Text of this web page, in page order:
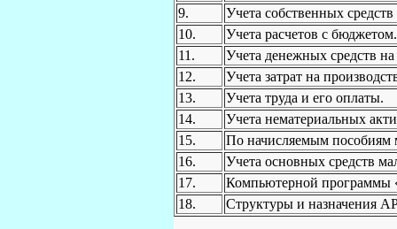
9.
Учета собственных
10.
Учета расчетов с бюджетом.
11.
Учета денежных средств
12.
Учета затрат на
13.
Учета труда и его оплаты.
14.
Учета нематериальных
15.
По начисляемым пособиям
16.
Учета основных средств
17.
Компьютерной программы
18.
Структуры и назначения